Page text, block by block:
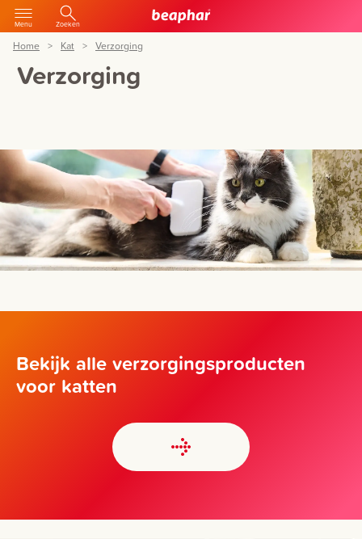
Menu Zoeken
Home Kat Verzorging
Verzorging
Bekijk alle verzorgingsproducten
voor katten